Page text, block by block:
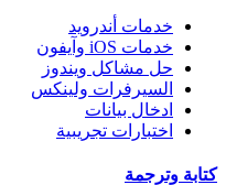
خدمات أندرويد
خدمات iOS وآيفون
حل مشاكل ويندوز
السيرفرات ولينكس
ادخال بيانات
اختبارات تجريبية
كتابة وترجمة